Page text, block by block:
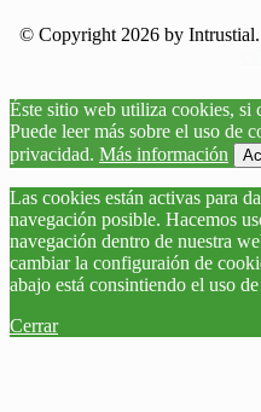
© Copyright 2026 by Intrustial.
Éste sitio web utiliza cookies, si
Puede leer más sobre el uso de
privacidad. Más información
Las cookies están activas para
navegación posible. Hacemos
navegación dentro de nuestra
cambiar la configuraión de
abajo está consintiendo el uso
Cerrar